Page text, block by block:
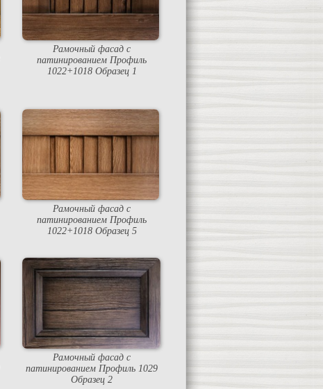
Рамочный фасад с
патинированием Профиль
1022+1018 Образец 1
Рамочный фасад с
патинированием Профиль
1022+1018 Образец 5
Рамочный фасад с
патинированием Профиль 1029
Образец 2